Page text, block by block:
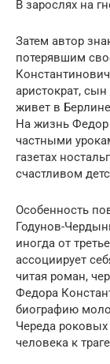
В зарослях на
Затем автор
потерявшим
аристократ,
живет в
На жизнь Федор
частными
газетах
счастливом
Особенность
Годунов-
иногда от
ассоциирует
читая роман,
Федора
биографию
Череда
человека к